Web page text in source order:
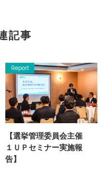
記事
Report
【選挙管理委員会主催
１ＵＰセミナー実施報
告】